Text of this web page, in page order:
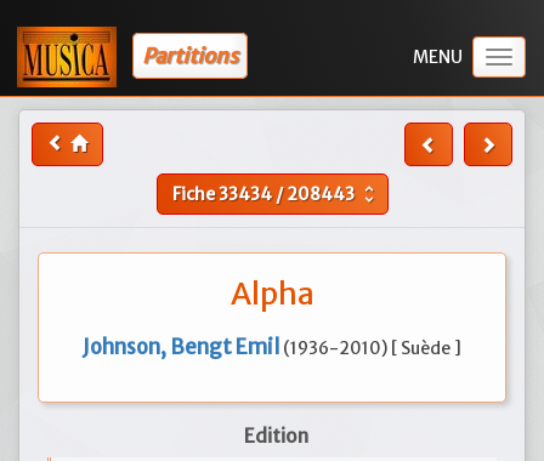
Partitions
Fiche33434/208443 unfold_more
Alpha
Johnson, Bengt Emil (1936-2010) [ Suède ]
Edition